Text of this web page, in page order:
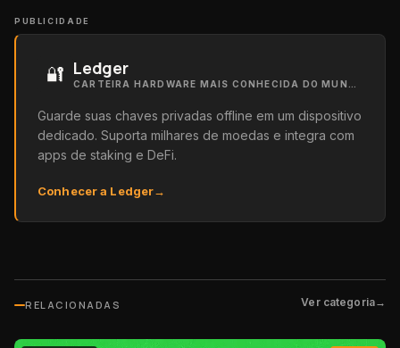
PUBLICIDADE
🔐 Ledger
Guarde suas chaves privadas offline em um dispositivo
dedicado. Suporta milhares de moedas e integra com
apps de staking e DeFi.
Conhecer a Ledger→
RELACIONADAS Ver categoria→